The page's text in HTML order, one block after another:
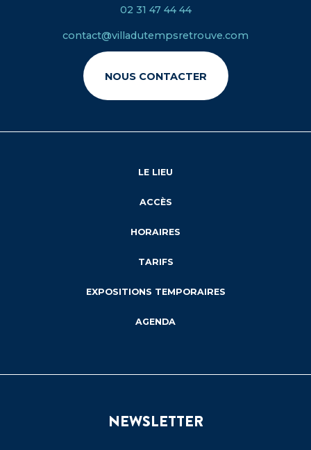
02 31 47 44 44
contact@villadutempsretrouve.com
NOUS CONTACTER
LE LIEU
ACCÈS
HORAIRES
TARIFS
EXPOSITIONS TEMPORAIRES
AGENDA
NEWSLETTER